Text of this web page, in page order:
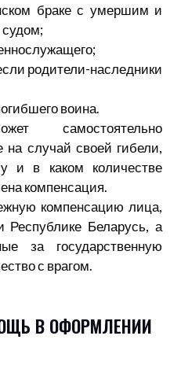
браке с умершим и
судом;
родители-наследники
воина.
самостоятельно
на случай своей гибели,
и в каком количестве
компенсация.
компенсацию лица,
Беларусь, а
за государственную
с врагом.
В ОФОРМЛЕНИИ